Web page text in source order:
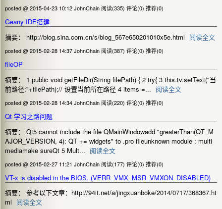
posted @ 2015-04-23 10:12 JohnChain 阅读(335) 评论(0) 推荐(0)
Geany IDE搭建
摘要： http://blog.sina.com.cn/s/blog_567e650201010x5e.html 阅读全文
posted @ 2015-02-28 14:37 JohnChain 阅读(387) 评论(0) 推荐(0)
fileOP
摘要： 1 public void getFileDir(String filePath) { 2 try{ 3 this.tv.setText("当
前路径:"+filePath);// 设置当前所在路径 4 items =... 阅读全文
posted @ 2015-02-28 14:34 JohnChain 阅读(220) 评论(0) 推荐(0)
Qt 学习之路问题
摘要： Qt5 cannot include the file QMainWindowadd "greaterThan(QT_M
AJOR_VERSION, 4): QT += widgets" to .pro fileunknown module : multi
mediamake sureQt 5 Mult... 阅读全文
posted @ 2015-02-27 11:21 JohnChain 阅读(177) 评论(0) 推荐(0)
VT-x is disabled in the BIOS. (VERR_VMX_MSR_VMXON_DISABLED)
摘要： 参考以下文章：http://94it.net/a/jingxuanboke/2014/0717/368367.ht
ml 阅读全文